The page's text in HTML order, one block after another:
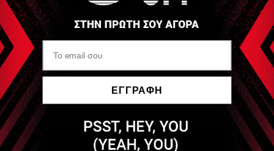
+270 Πόντοι
ΠΕΡΙΣΣΟΤΕΡΑ
+225 Πόντοι
ΠΕΡΙΣΣΟΤΕΡΑ
GAMEPATCH
Γιλέκο με προστασία στα
πλευρά Μαύρο (Padded
Shirt Pro Black)
GAMEPATCH
Επιγονατίδες Λευκό (Knee
pads)
ΕΓΓΡΑΦΗ